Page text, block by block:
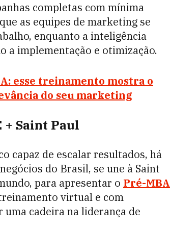
completas com mínima
as equipes de marketing se
enquanto a inteligência
a implementação e otimização.
esse treinamento mostra o
do seu marketing
+ Saint Paul
capaz de escalar resultados, há
do Brasil, se une à Saint
para apresentar o Pré-MBA
virtual e com
cadeira na liderança de